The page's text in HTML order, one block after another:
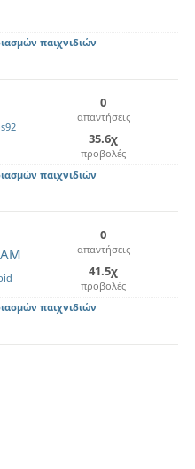
παιχνιδιών
0
απαντήσεις
35.6χ
προβολές
παιχνιδιών
0
απαντήσεις
41.5χ
προβολές
παιχνιδιών